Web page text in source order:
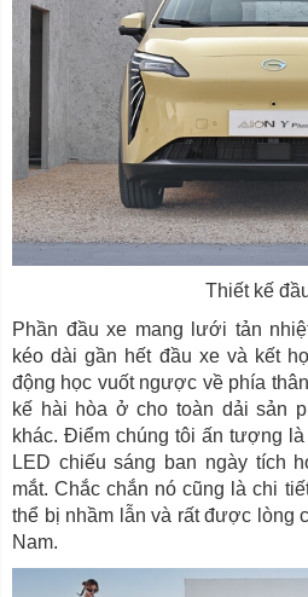
Thiết kế
Phần đầu xe mang lưới tản
kéo dài gần hết đầu xe và kết
động học vuốt ngược về phía
kế hài hòa ở cho toàn dải sản
khác. Điểm chúng tôi ấn tượng
LED chiếu sáng ban ngày tích
mắt. Chắc chắn nó cũng là chi
thể bị nhầm lẫn và rất được lòng
Nam.